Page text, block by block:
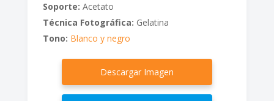
Soporte: Acetato
Técnica Fotográfica: Gelatina
Tono: Blanco y negro
Descargar Imagen